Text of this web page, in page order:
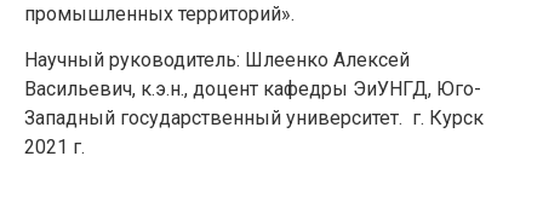
промышленных территорий».
Научный руководитель: Шлеенко Алексей
Васильевич, к.э.н., доцент кафедры ЭиУНГД, Юго-
Западный государственный университет. г. Курск
2021 г.